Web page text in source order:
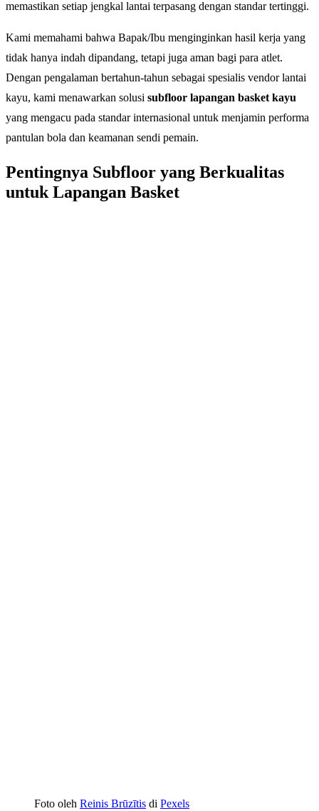
memastikan setiap jengkal lantai terpasang dengan standar tertinggi.
Kami memahami bahwa Bapak/Ibu menginginkan hasil kerja yang
tidak hanya indah dipandang, tetapi juga aman bagi para atlet.
Dengan pengalaman bertahun-tahun sebagai spesialis vendor lantai
kayu, kami menawarkan solusi subfloor lapangan basket kayu
yang mengacu pada standar internasional untuk menjamin performa
pantulan bola dan keamanan sendi pemain.
Pentingnya Subfloor yang Berkualitas
untuk Lapangan Basket
Foto oleh Reinis Brūzītis di Pexels